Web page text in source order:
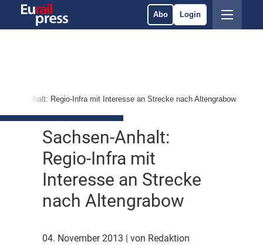
Abo Login
Anhalt: Regio-Infra mit Interesse an Strecke nach Altengrabow
Sachsen-Anhalt:
Regio-Infra mit
Interesse an Strecke
nach Altengrabow
04. November 2013
| von Redaktion